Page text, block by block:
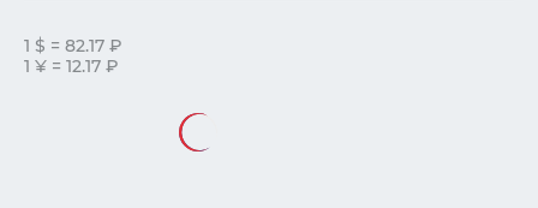
1 $ = 82.17 ₽
1 ¥ = 12.17 ₽